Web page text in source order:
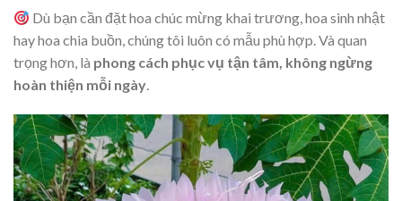
Dù bạn cần đặt hoa chúc mừng khai trương, hoa sinh nhật
hay hoa chia buồn, chúng tôi luôn có mẫu phù hợp. Và quan
trọng hơn, là phong cách phục vụ tận tâm, không ngừng
hoàn thiện mỗi ngày.